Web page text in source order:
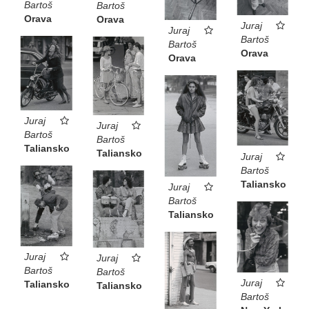
Bartoš
Orava
Bartoš
Orava
Juraj
Bartoš
Orava
Juraj
Bartoš
Orava
Juraj
Bartoš
Taliansko
Juraj
Bartoš
Taliansko
Juraj
Bartoš
Taliansko
Juraj
Bartoš
Taliansko
Juraj
Bartoš
Taliansko
Juraj
Bartoš
Taliansko
Juraj
Bartoš